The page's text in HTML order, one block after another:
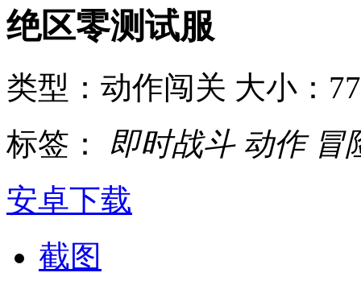
绝区零测试服
类型：动作闯关 大小：
标签： 即时战斗 动作 冒
安卓下载
截图